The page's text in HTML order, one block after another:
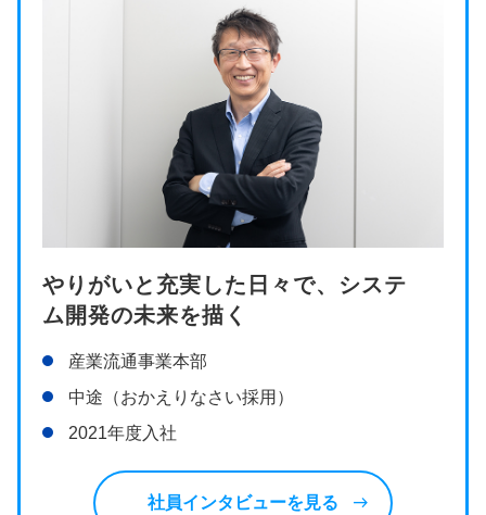
やりがいと充実した日々で、システ
ム開発の未来を描く
産業流通事業本部
中途（おかえりなさい採用）
2021年度入社
社員インタビューを見る east